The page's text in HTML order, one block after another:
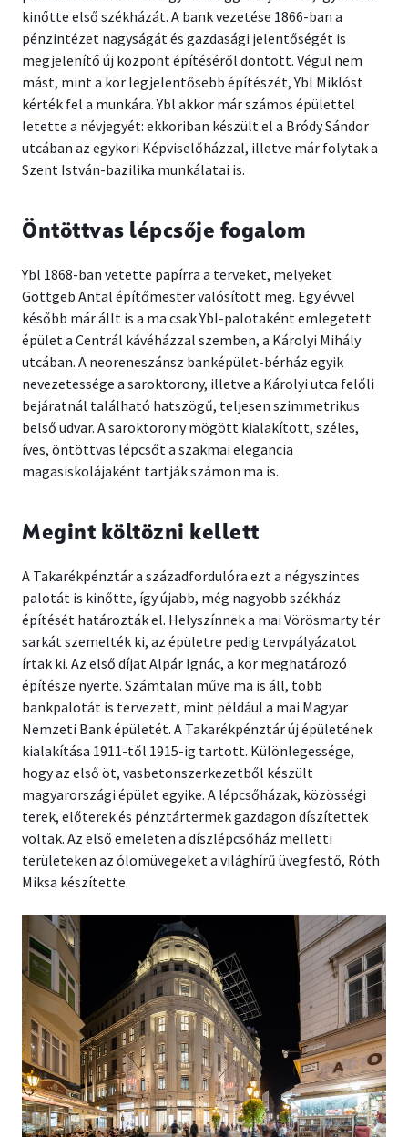
kinőtte első székházát. A bank vezetése 1866-ban a
pénzintézet nagyságát és gazdasági jelentőségét is
megjelenítő új központ építéséről döntött. Végül nem
mást, mint a kor legjelentősebb építészét, Ybl Miklóst
kérték fel a munkára. Ybl akkor már számos épülettel
letette a névjegyét: ekkoriban készült el a Bródy Sándor
utcában az egykori Képviselőházzal, illetve már folytak a
Szent István-bazilika munkálatai is.
Öntöttvas lépcsője fogalom
Ybl 1868-ban vetette papírra a terveket, melyeket
Gottgeb Antal építőmester valósított meg. Egy évvel
később már állt is a ma csak Ybl-palotaként emlegetett
épület a Centrál kávéházzal szemben, a Károlyi Mihály
utcában. A neoreneszánsz banképület-bérház egyik
nevezetessége a saroktorony, illetve a Károlyi utca felőli
bejáratnál található hatszögű, teljesen szimmetrikus
belső udvar. A saroktorony mögött kialakított, széles,
íves, öntöttvas lépcsőt a szakmai elegancia
magasiskolájaként tartják számon ma is.
Megint költözni kellett
A Takarékpénztár a századfordulóra ezt a négyszintes
palotát is kinőtte, így újabb, még nagyobb székház
építését határozták el. Helyszínnek a mai Vörösmarty tér
sarkát szemelték ki, az épületre pedig tervpályázatot
írtak ki. Az első díjat Alpár Ignác, a kor meghatározó
építésze nyerte. Számtalan műve ma is áll, több
bankpalotát is tervezett, mint például a mai Magyar
Nemzeti Bank épületét. A Takarékpénztár új épületének
kialakítása 1911-től 1915-ig tartott. Különlegessége,
hogy az első öt, vasbetonszerkezetből készült
magyarországi épület egyike. A lépcsőházak, közösségi
terek, előterek és pénztártermek gazdagon díszítettek
voltak. Az első emeleten a díszlépcsőház melletti
területeken az ólomüvegeket a világhírű üvegfestő, Róth
Miksa készítette.